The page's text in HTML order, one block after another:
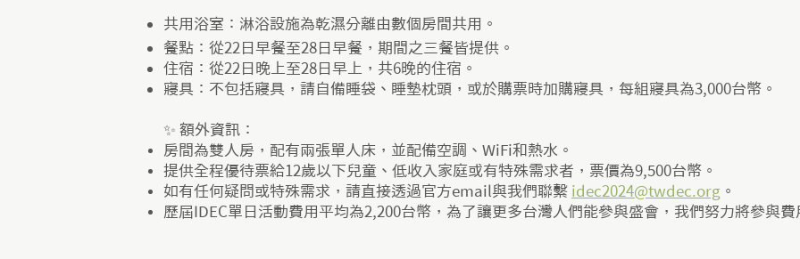
共用浴室：淋浴設施為乾濕分離由數個房間共用。
餐點：從22日早餐至28日早餐，期間之三餐皆提供。
住宿：從22日晚上至28日早上，共6晚的住宿。
寢具：不包括寢具，請自備睡袋、睡墊枕頭，或於購票時加購寢具，每組寢具為3,000台幣。
✨ 額外資訊：
房間為雙人房，配有兩張單人床，並配備空調、WiFi和熱水。
提供全程優待票給12歲以下兒童、低收入家庭或有特殊需求者，票價為9,500台幣。
如有任何疑問或特殊需求，請直接透過官方email與我們聯繫 idec2024@twdec.org 。
歷屆IDEC單日活動費用平均為2,200台幣，為了讓更多台灣人們能參與盛會，我們努力將參與費